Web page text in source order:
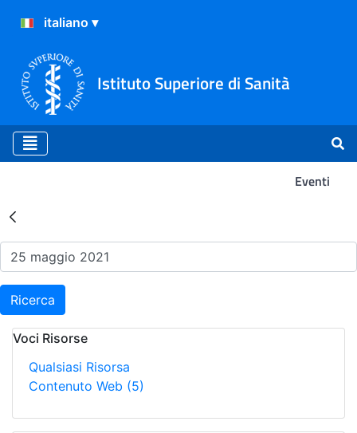
Istituto Superiore di Sanità
Eventi
Risultati della Ricerca -
Ricerca
Voci Risorse
Qualsiasi Risorsa
Contenuto Web (5)